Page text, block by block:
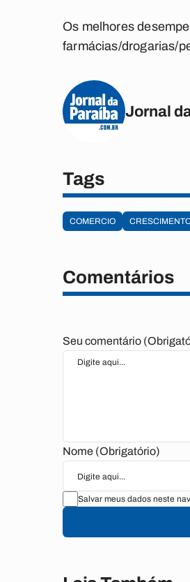
Os melhores
farmácias/drogarias/
Jornal
Tags
COMERCIO
Comentários
Seu comentário
Nome (Obrigatório)
Salvar meus dados neste